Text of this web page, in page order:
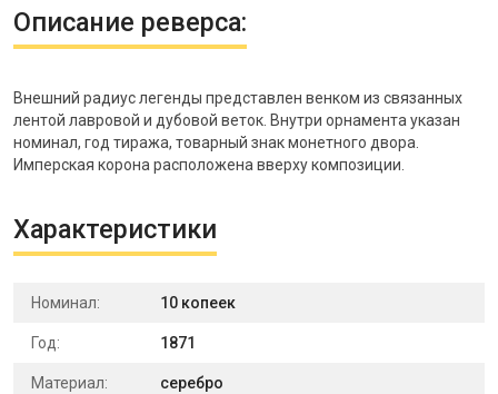
Описание реверса:
Внешний радиус легенды представлен венком из связанных
лентой лавровой и дубовой веток. Внутри орнамента указан
номинал, год тиража, товарный знак монетного двора.
Имперская корона расположена вверху композиции.
Характеристики
Номинал: 10 копеек
Год: 1871
Материал: серебро